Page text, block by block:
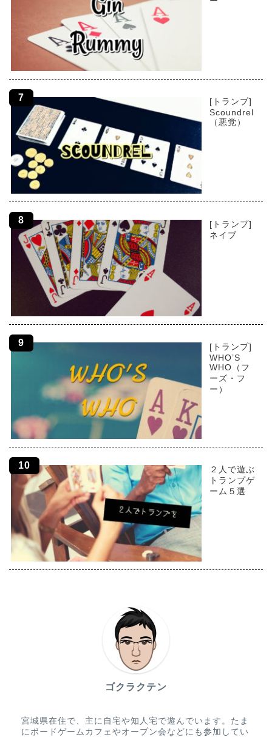
[トランプ]
Scoundrel
（悪党）
[トランプ]
ネイブ
[トランプ]
WHO’S
WHO（フ
ーズ・フ
ー）
２人で遊ぶ
トランプゲ
ーム５選
ゴクラクテン
宮城県在住で、主に自宅や知人宅で遊んでいます。たま
にボードゲームカフェやオープン会などにも参加してい